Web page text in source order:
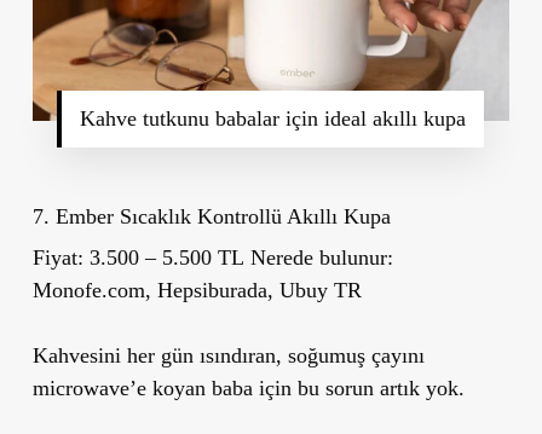
Kahve tutkunu babalar için ideal akıllı kupa
7. Ember Sıcaklık Kontrollü Akıllı Kupa
Fiyat: 3.500 – 5.500 TL Nerede bulunur:
Monofe.com, Hepsiburada, Ubuy TR
Kahvesini her gün ısındıran, soğumuş çayını
microwave’e koyan baba için bu sorun artık yok.